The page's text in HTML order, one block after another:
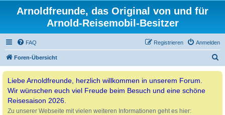
Arnoldfreunde, das Original von und für
Arnold-Reisemobil-Besitzer
FAQ Anmelden
Registrieren
Foren-Übersicht
Liebe Arnoldfreunde, herzlich willkommen in unserem Forum.
Wir wünschen euch viel Freude beim Besuch und eine schöne
Reisesaison 2026.
Zu unserer Webseite mit vielen weiteren Informationen geht es hier: